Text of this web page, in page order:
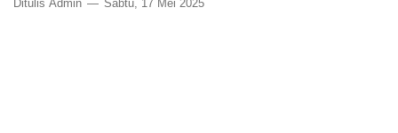
Ditulis Admin Sabtu, 17 Mei 2025